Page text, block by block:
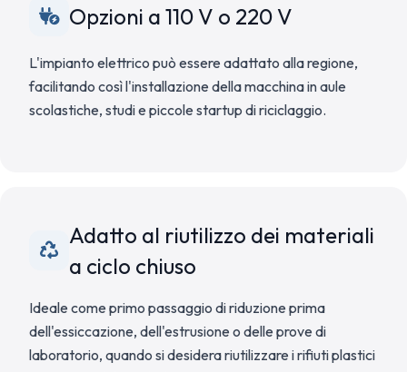
Opzioni a 110 V o 220 V
L'impianto elettrico può essere adattato alla regione,
facilitando così l'installazione della macchina in aule
scolastiche, studi e piccole startup di riciclaggio.
Adatto al riutilizzo dei materiali
a ciclo chiuso
Ideale come primo passaggio di riduzione prima
dell'essiccazione, dell'estrusione o delle prove di
laboratorio, quando si desidera riutilizzare i rifiuti plastici